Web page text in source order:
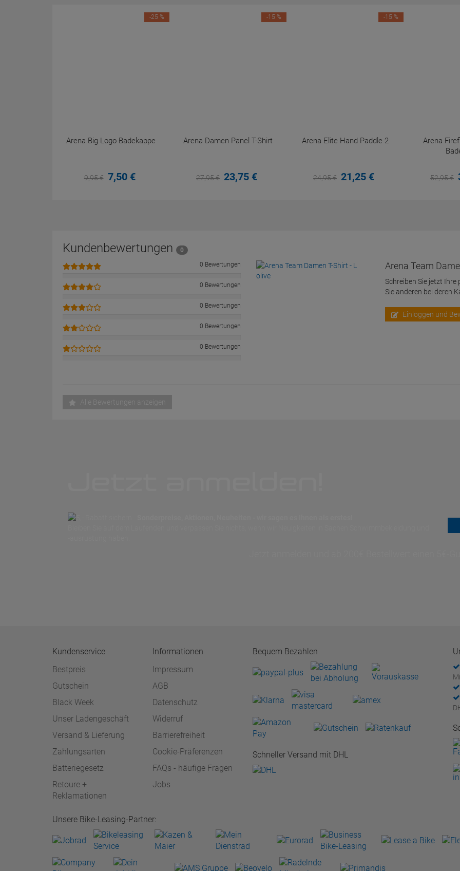
Arena Big Logo Badekappe
9,95€ 7,50 €
-25 %
Arena Damen Panel T-Shirt
27,95€ 23,75 €
-15 %
Arena Elite Hand Paddle 2
24,95€ 21,25 €
-15 %
Arena
52,95€
Kundenbewertungen
0
0 Bewertungen
0 Bewertungen
0 Bewertungen
0 Bewertungen
0 Bewertungen
Arena Team
Schreiben Sie jetzt
Sie anderen bei deren
Einloggen und
Alle Bewertungen anzeigen
Kundenservice
Bestpreis
Gutschein
Black Week
Unser Ladengeschäft
Versand & Lieferung
Zahlungsarten
Batteriegesetz
Retoure +
Reklamationen
Informationen
Impressum
AGB
Datenschutz
Widerruf
Barrierefreiheit
Cookie-Präferenzen
FAQs - häufige Fragen
Jobs
Bequem Bezahlen
Schneller Versand mit DHL
Unsere Bike-Leasing-Partner: